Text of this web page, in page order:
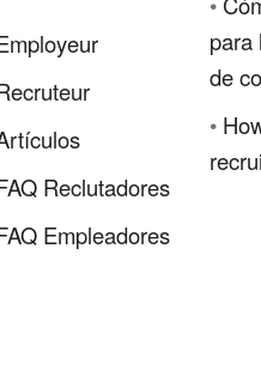
Reclutadores
Empleadores
para
de
•